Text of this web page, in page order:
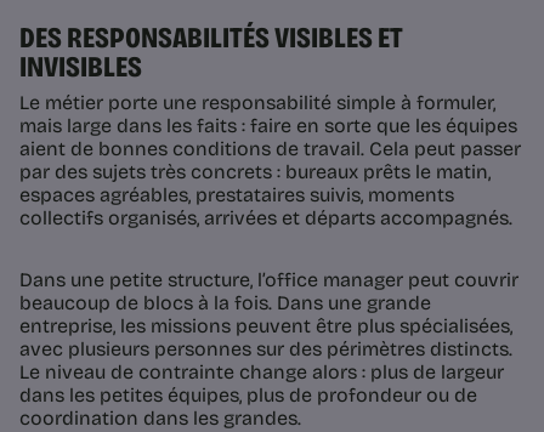
DES RESPONSABILITÉS VISIBLES ET
INVISIBLES
Le métier porte une responsabilité simple à formuler,
mais large dans les faits : faire en sorte que les équipes
aient de bonnes conditions de travail. Cela peut passer
par des sujets très concrets : bureaux prêts le matin,
espaces agréables, prestataires suivis, moments
collectifs organisés, arrivées et départs accompagnés.
Dans une petite structure, l’office manager peut couvrir
beaucoup de blocs à la fois. Dans une grande
entreprise, les missions peuvent être plus spécialisées,
avec plusieurs personnes sur des périmètres distincts.
Le niveau de contrainte change alors : plus de largeur
dans les petites équipes, plus de profondeur ou de
coordination dans les grandes.